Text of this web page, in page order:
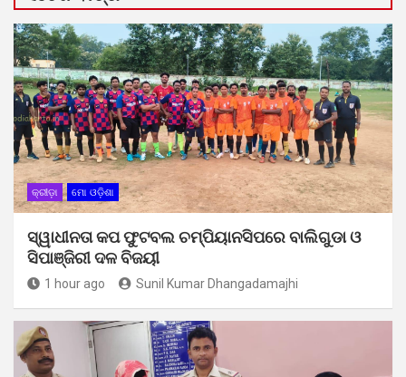
କ୍ରୀଡ଼ା ମୋ ଓଡ଼ିଶା
ସ୍ୱାଧୀନତା କପ ଫୁଟବଲ ଚମ୍ପିୟାନସିପରେ ବାଲିଗୁଡା ଓ
ସିପାଞ୍ଜିରୀ ଦଳ ବିଜୟୀ
1 hour ago Sunil Kumar Dhangadamajhi